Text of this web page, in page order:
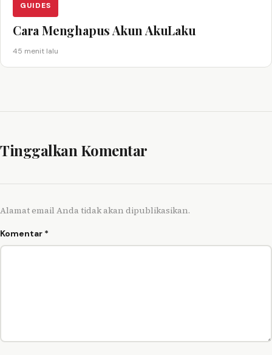
GUIDES
Cara Menghapus Akun AkuLaku
45 menit lalu
Tinggalkan Komentar
Alamat email Anda tidak akan dipublikasikan.
Komentar *